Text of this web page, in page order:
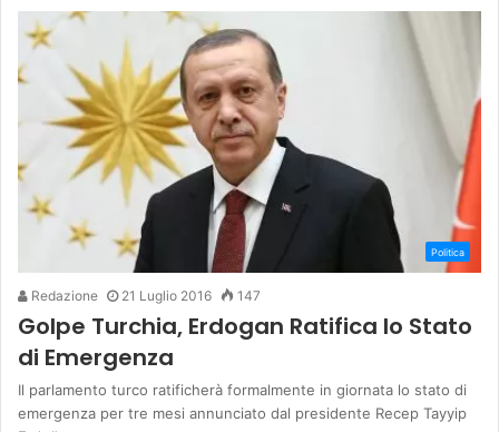
Politica
Redazione 21 Luglio 2016 147
Golpe Turchia, Erdogan Ratifica lo Stato
di Emergenza
Il parlamento turco ratificherà formalmente in giornata lo stato di
emergenza per tre mesi annunciato dal presidente Recep Tayyip